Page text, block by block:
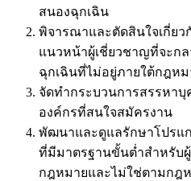
สนองฉุกเฉิน
พิจารณาและตัดสินใจเกี่ย
แนวหน้าผู้เชี่ยวชาญที่จะก
ฉุกเฉินที่ไม่อยู่ภายใต้กฎหม
จัดทำกระบวนการสรรหา
องค์กรที่สนใจสมัครงาน
พัฒนาและดูแลรักษาโปรแ
ที่มีมาตรฐานขั้นต่ำสำหรับ
กฎหมายและไม่ใช่ตามกฎ